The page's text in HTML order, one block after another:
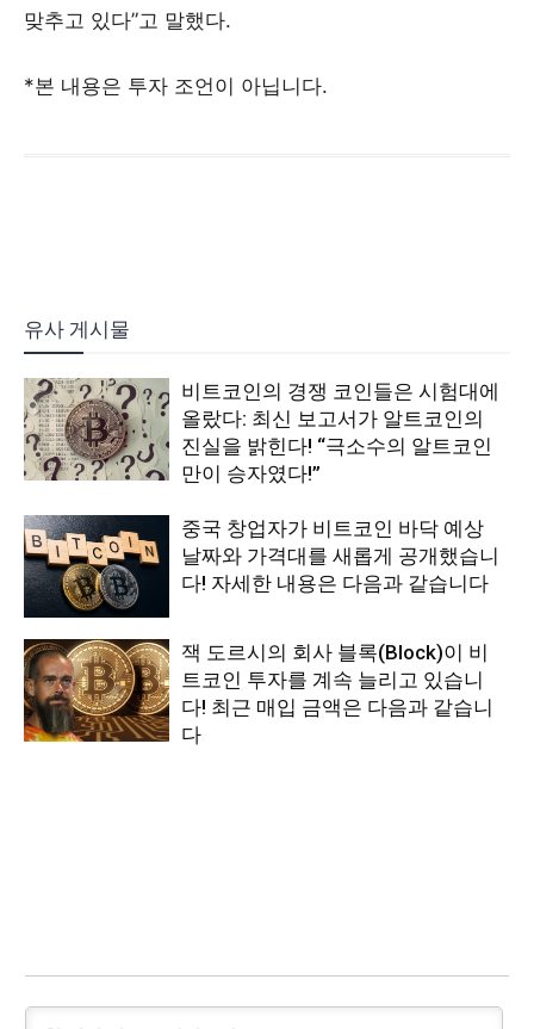
맞추고 있다”고 말했다.
*본 내용은 투자 조언이 아닙니다.
유사 게시물
비트코인의 경쟁 코인들은 시험대에
올랐다: 최신 보고서가 알트코인의
진실을 밝힌다! “극소수의 알트코인
만이 승자였다!”
중국 창업자가 비트코인 바닥 예상
날짜와 가격대를 새롭게 공개했습니
다! 자세한 내용은 다음과 같습니다
잭 도르시의 회사 블록(Block)이 비
트코인 투자를 계속 늘리고 있습니
다! 최근 매입 금액은 다음과 같습니
다